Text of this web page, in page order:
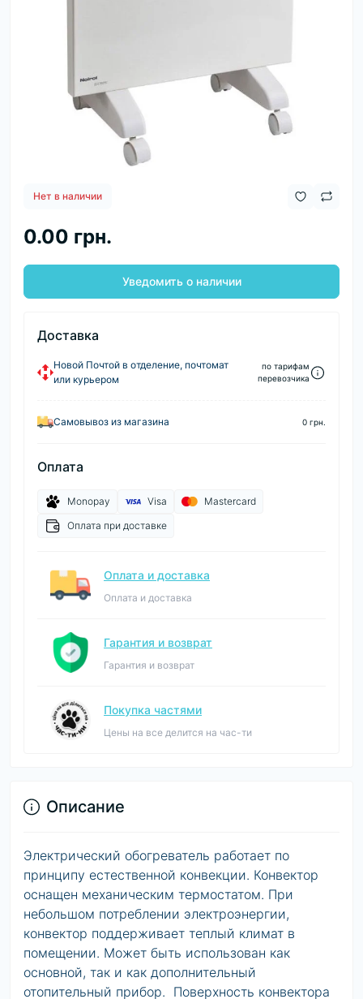
Нет в наличии
0.00 грн.
Уведомить о наличии
Доставка
Новой Почтой в отделение, почтомат
или курьером
по тарифам
перевозчика
Самовывоз из магазина 0 грн.
Оплата
Monopay Visa
Mastercard
Оплата при доставке
Оплата и доставка
Оплата и доставка
Гарантия и возврат
Гарантия и возврат
Покупка частями
Цены на все делится на час-ти
Описание
Электрический обогреватель работает по
принципу естественной конвекции. Конвектор
оснащен механическим термостатом. При
небольшом потреблении электроэнергии,
конвектор поддерживает теплый климат в
помещении. Может быть использован как
основной, так и как дополнительный
отопительный прибор. Поверхность конвектора